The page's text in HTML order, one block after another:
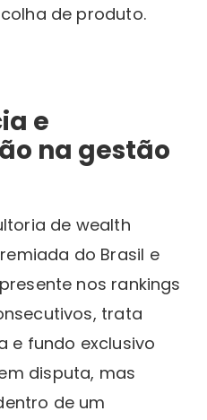
de produto.
e
na gestão
de wealth
do Brasil e
nos rankings
trata
e fundo exclusivo
disputa, mas
de um